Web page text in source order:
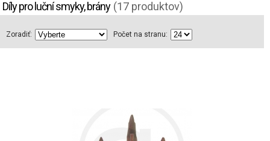
Díly pro luční smyky, brány (17 produktov)
Zoradiť: Počet na stranu: